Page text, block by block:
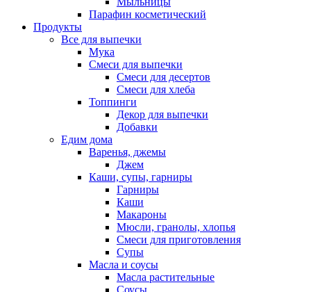
Парафин косметический
Продукты
Все для выпечки
Мука
Смеси для выпечки
Смеси для десертов
Смеси для хлеба
Топпинги
Декор для выпечки
Добавки
Едим дома
Варенья, джемы
Джем
Каши, супы, гарниры
Гарниры
Каши
Макароны
Мюсли, гранолы, хлопья
Смеси для приготовления
Супы
Масла и соусы
Масла растительные
Соусы